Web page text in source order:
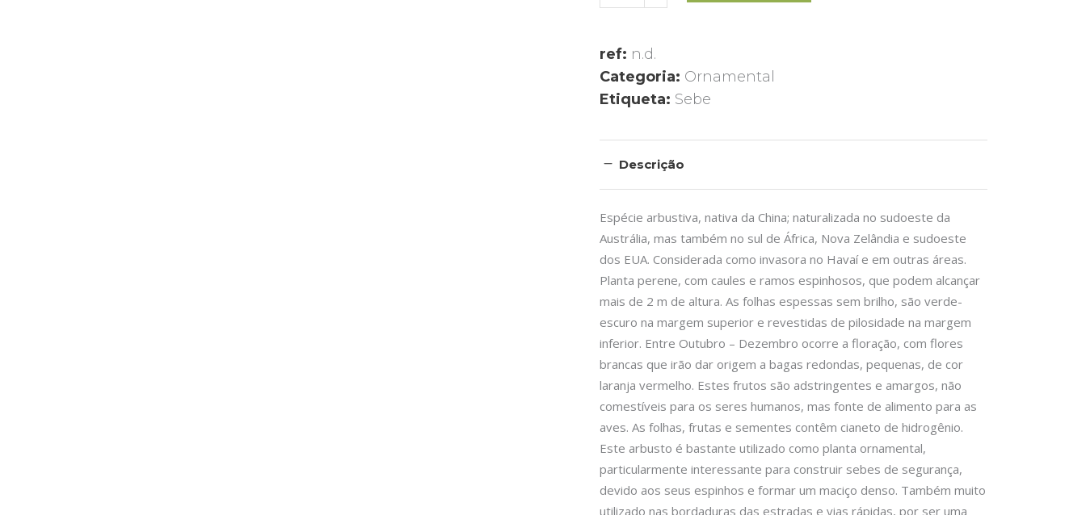
ref: n.d.
Categoria: Ornamental
Etiqueta: Sebe
Descrição
Espécie arbustiva, nativa da China; naturalizada no sudoeste da
Austrália, mas também no sul de África, Nova Zelândia e sudoeste
dos EUA. Considerada como invasora no Havaí e em outras áreas.
Planta perene, com caules e ramos espinhosos, que podem alcançar
mais de 2 m de altura. As folhas espessas sem brilho, são verde-
escuro na margem superior e revestidas de pilosidade na margem
inferior. Entre Outubro – Dezembro ocorre a floração, com flores
brancas que irão dar origem a bagas redondas, pequenas, de cor
laranja vermelho. Estes frutos são adstringentes e amargos, não
comestíveis para os seres humanos, mas fonte de alimento para as
aves. As folhas, frutas e sementes contêm cianeto de hidrogênio.
Este arbusto é bastante utilizado como planta ornamental,
particularmente interessante para construir sebes de segurança,
devido aos seus espinhos e formar um maciço denso. Também muito
utilizado nas bordaduras das estradas e vias rápidas, por ser uma